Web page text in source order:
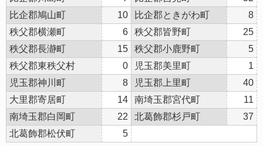
比企郡鳩山町
10 比企郡ときがわ町
8
秩父郡横瀬町
6 秩父郡皆野町
25
秩父郡長瀞町
15 秩父郡小鹿野町
5
秩父郡東秩父村
0 児玉郡美里町
1
児玉郡神川町
8 児玉郡上里町
40
大里郡寄居町
14 南埼玉郡宮代町
11
南埼玉郡白岡町
22 北葛飾郡杉戸町
37
北葛飾郡松伏町
5